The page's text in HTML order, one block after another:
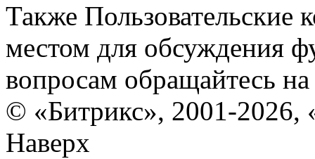
Также Пользовательские
местом для обсуждения
вопросам обращайтесь
© «Битрикс», 2001-2026,
Наверх